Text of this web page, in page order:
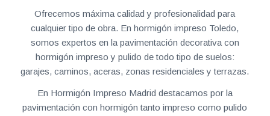
Ofrecemos máxima calidad y profesionalidad para
cualquier tipo de obra. En hormigón impreso Toledo,
somos expertos en la pavimentación decorativa con
hormigón impreso y pulido de todo tipo de suelos:
garajes, caminos, aceras, zonas residenciales y terrazas.
En Hormigón Impreso Madrid destacamos por la
pavimentación con hormigón tanto impreso como pulido